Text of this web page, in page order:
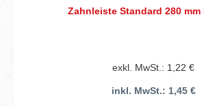
Zahnleiste Standard 280 mm
exkl. MwSt.: 1,22 €
inkl. MwSt.: 1,45 €